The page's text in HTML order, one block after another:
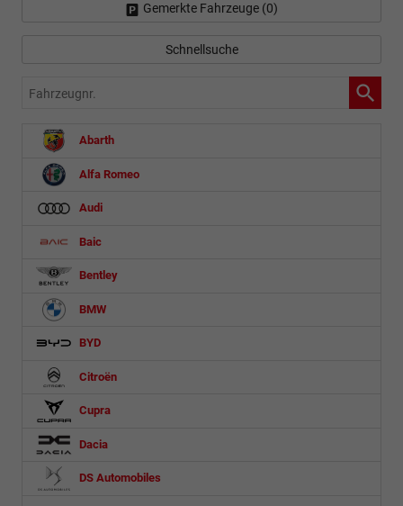
Gemerkte Fahrzeuge (0)
Schnellsuche
Fahrzeugnr.
Abarth
Alfa Romeo
Audi
Baic
Bentley
BMW
BYD
Citroën
Cupra
Dacia
DS Automobiles